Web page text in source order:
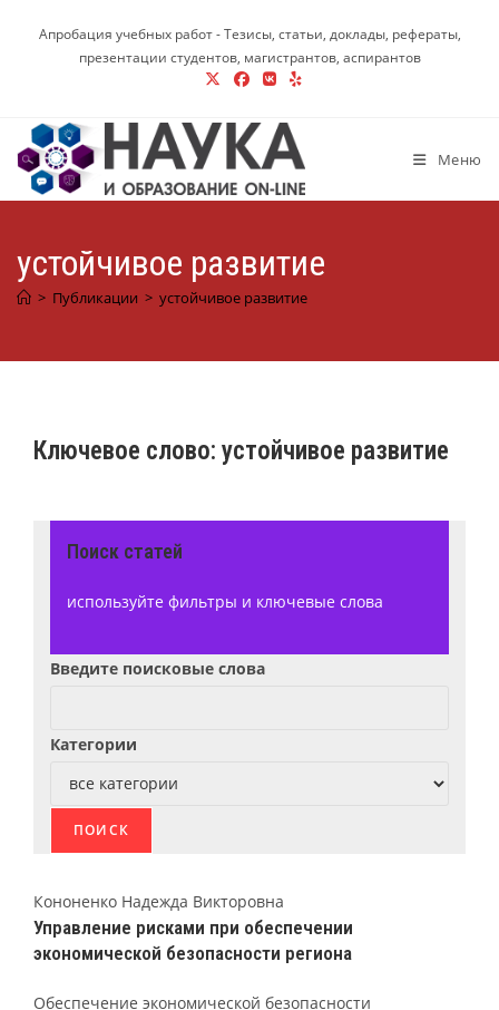
содержимому
Апробация учебных работ - Тезисы, статьи, доклады, рефераты,
презентации студентов, магистрантов, аспирантов
Меню
устойчивое развитие
> Публикации > устойчивое развитие
Ключевое слово: устойчивое развитие
Поиск статей
используйте фильтры и ключевые слова
Введите поисковые слова
Категории
Кононенко Надежда Викторовна
Управление рисками при обеспечении
экономической безопасности региона
Обеспечение экономической безопасности